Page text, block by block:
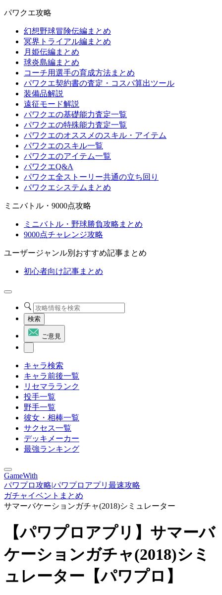
パワクエ攻略
幻想野球冒険伝編まとめ
冥界トライアル編まとめ
月姫伝編まとめ
球炎島編まとめ
コーチ用選手の育成方法まとめ
パワクエ契約書の査定・コスパ算出ツール
装備品解説
遠征モード解説
パワクエの基礎能力査定一覧
パワクエの特殊能力査定一覧
パワクエのオススメのスキル・アイテム
パワクエのスキル一覧
パワクエのアイテム一覧
パワクエQ&A
パワクエ全ストーリー共通の立ち回り
パワクエシステムまとめ
ミニバトル・9000点攻略
ミニバトル・野球勝負攻略まとめ
9000点チャレンジ攻略
ユーザージャンル別おすすめ記事まとめ
初心者向け記事まとめ
検索
ご意見
キャラ検索
キャラ前後一覧
リセマラランク
投手一覧
野手一覧
彼女・相棒一覧
サクセス一覧
デッキメーカー
最強ランキング
GameWith
パワプロ攻略|パワプロアプリ最速攻略
ガチャイベントまとめ
サマーバケーションガチャ(2018)シミュレーター
【パワプロアプリ】サマーバ
ケーションガチャ(2018)シミ
ュレーター【パワプロ】